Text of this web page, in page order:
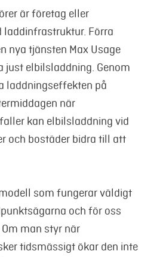
är företag eller
laddinfrastruktur. Förra
nya tjänsten Max Usage
elbilsladdning. Genom
laddningseffekten på
när
kan elbilsladdning vid
och bostäder bidra till att
som fungerar väldigt
och för oss
man styr när
tidsmässigt ökar den inte